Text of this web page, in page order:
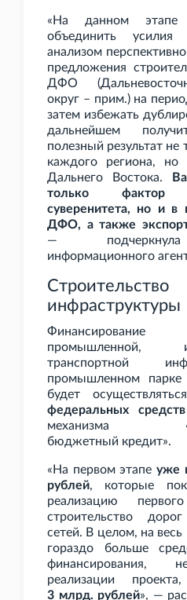
«На данном этапе
объединить
анализом
предложения
ДФО
округ – прим.) на
затем избежать
дальнейшем
полезный результат не
каждого региона, но
Дальнего Востока.
только фактор
суверенитета, но и в
ДФО, а также
— подчеркнула
информационного
Строительство
инфраструктуры
Финансирование
промышленной,
транспортной
промышленном парке
будет
федеральных средств
механизма
бюджетный кредит».
«На первом этапе уже
рублей, которые
реализацию
строительство
сетей. В целом, на
гораздо больше
финансирования,
реализации
3 млрд. рублей», —